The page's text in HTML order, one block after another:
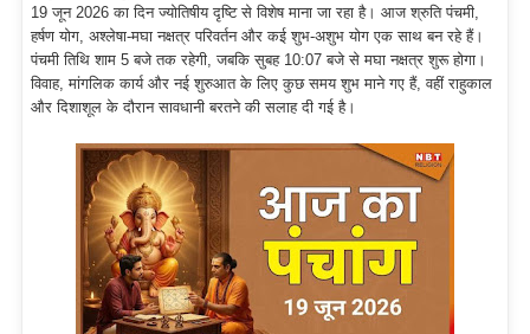
19 जून 2026 का दिन ज्योतिषीय दृष्टि से विशेष माना जा रहा है। आज श्रुति पंचमी,
हर्षण योग, अश्लेषा-मघा नक्षत्र परिवर्तन और कई शुभ-अशुभ योग एक साथ बन रहे हैं।
पंचमी तिथि शाम 5 बजे तक रहेगी, जबकि सुबह 10:07 बजे से मघा नक्षत्र शुरू होगा।
विवाह, मांगलिक कार्य और नई शुरुआत के लिए कुछ समय शुभ माने गए हैं, वहीं राहुकाल
और दिशाशूल के दौरान सावधानी बरतने की सलाह दी गई है।